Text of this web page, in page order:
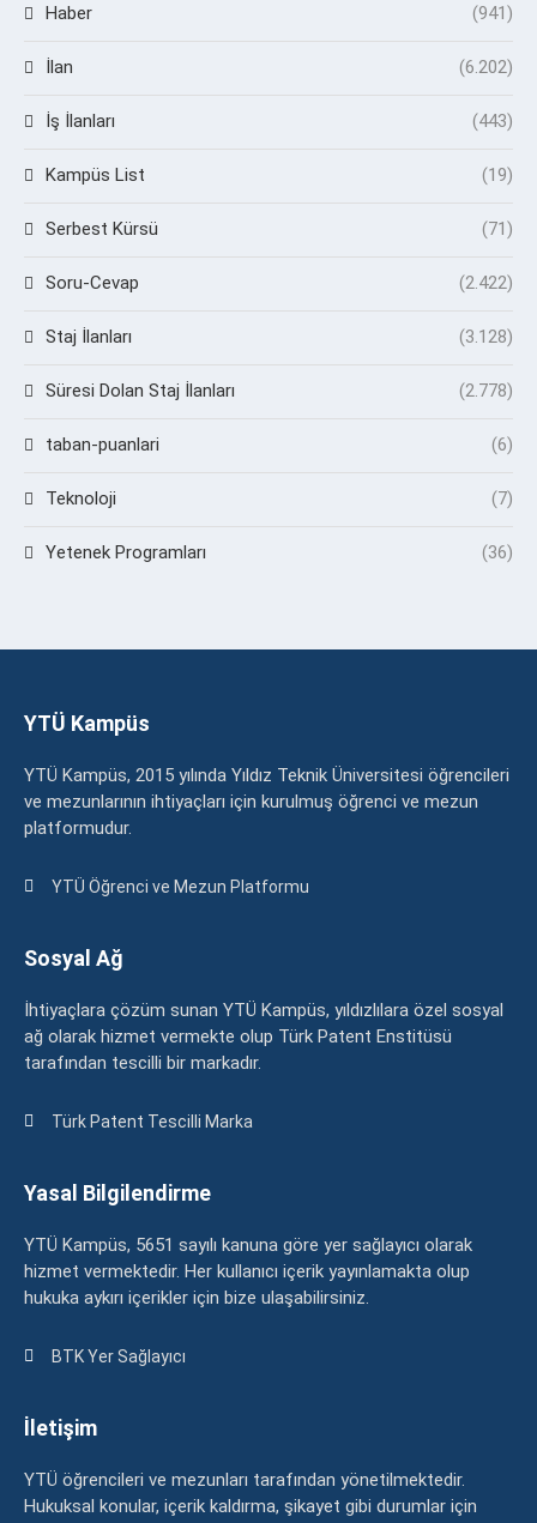
Haber (941)
İlan (6.202)
İş İlanları (443)
Kampüs List (19)
Serbest Kürsü (71)
Soru-Cevap (2.422)
Staj İlanları (3.128)
Süresi Dolan Staj İlanları (2.778)
taban-puanlari (6)
Teknoloji (7)
Yetenek Programları (36)
YTÜ Kampüs
YTÜ Kampüs, 2015 yılında Yıldız Teknik Üniversitesi öğrencileri
ve mezunlarının ihtiyaçları için kurulmuş öğrenci ve mezun
platformudur.
YTÜ Öğrenci ve Mezun Platformu
Sosyal Ağ
İhtiyaçlara çözüm sunan YTÜ Kampüs, yıldızlılara özel sosyal
ağ olarak hizmet vermekte olup Türk Patent Enstitüsü
tarafından tescilli bir markadır.
Türk Patent Tescilli Marka
Yasal Bilgilendirme
YTÜ Kampüs, 5651 sayılı kanuna göre yer sağlayıcı olarak
hizmet vermektedir. Her kullanıcı içerik yayınlamakta olup
hukuka aykırı içerikler için bize ulaşabilirsiniz.
BTK Yer Sağlayıcı
İletişim
YTÜ öğrencileri ve mezunları tarafından yönetilmektedir.
Hukuksal konular, içerik kaldırma, şikayet gibi durumlar için